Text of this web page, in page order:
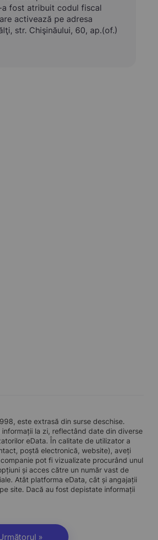
a fost atribuit codul fiscal
activează pe adresa
str. Chişinăului, 60, ap.(of.)
este extrasă din surse deschise.
la zi, reflectând date din diverse
eData. În calitate de utilizator a
poștă electronică, website), aveți
pot fi vizualizate procurând unul
și acces către un număr vast de
Atât platforma eData, cât și angajații
site. Dacă au fost depistate informații
»